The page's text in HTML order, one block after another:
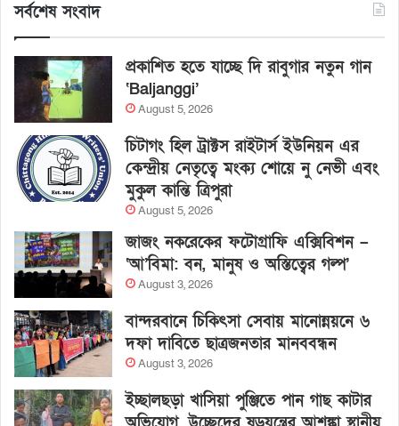
সর্বশেষ সংবাদ
প্রকাশিত হতে যাচ্ছে দি রাবুগার নতুন গান
‘Baljanggi’
August 5, 2026
চিটাগং হিল ট্রাক্টস রাইটার্স ইউনিয়ন এর
কেন্দ্রীয় নেতৃত্বে মংক্য শোয়ে নু নেভী এবং
মুকুল কান্তি ত্রিপুরা
August 5, 2026
জাজং নকরেকের ফটোগ্রাফি এক্সিবিশন –
‘আ’বিমা: বন, মানুষ ও অস্তিত্বের গল্প’
August 3, 2026
বান্দরবানে চিকিৎসা সেবায় মানোন্নয়নে ৬
দফা দাবিতে ছাত্রজনতার মানববন্ধন
August 3, 2026
ইচ্ছালছড়া খাসিয়া পুঞ্জিতে পান গাছ কাটার